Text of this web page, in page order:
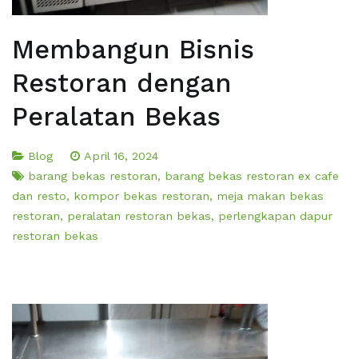
Membangun Bisnis
Restoran dengan
Peralatan Bekas
Blog
April 16, 2024
barang bekas restoran, barang bekas restoran ex cafe
dan resto, kompor bekas restoran, meja makan bekas
restoran, peralatan restoran bekas, perlengkapan dapur
restoran bekas